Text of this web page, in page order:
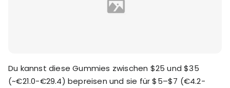
Du kannst diese Gummies zwischen $25 und $35
(~€21.0-€29.4) bepreisen und sie für $5–$7 (€4.2-